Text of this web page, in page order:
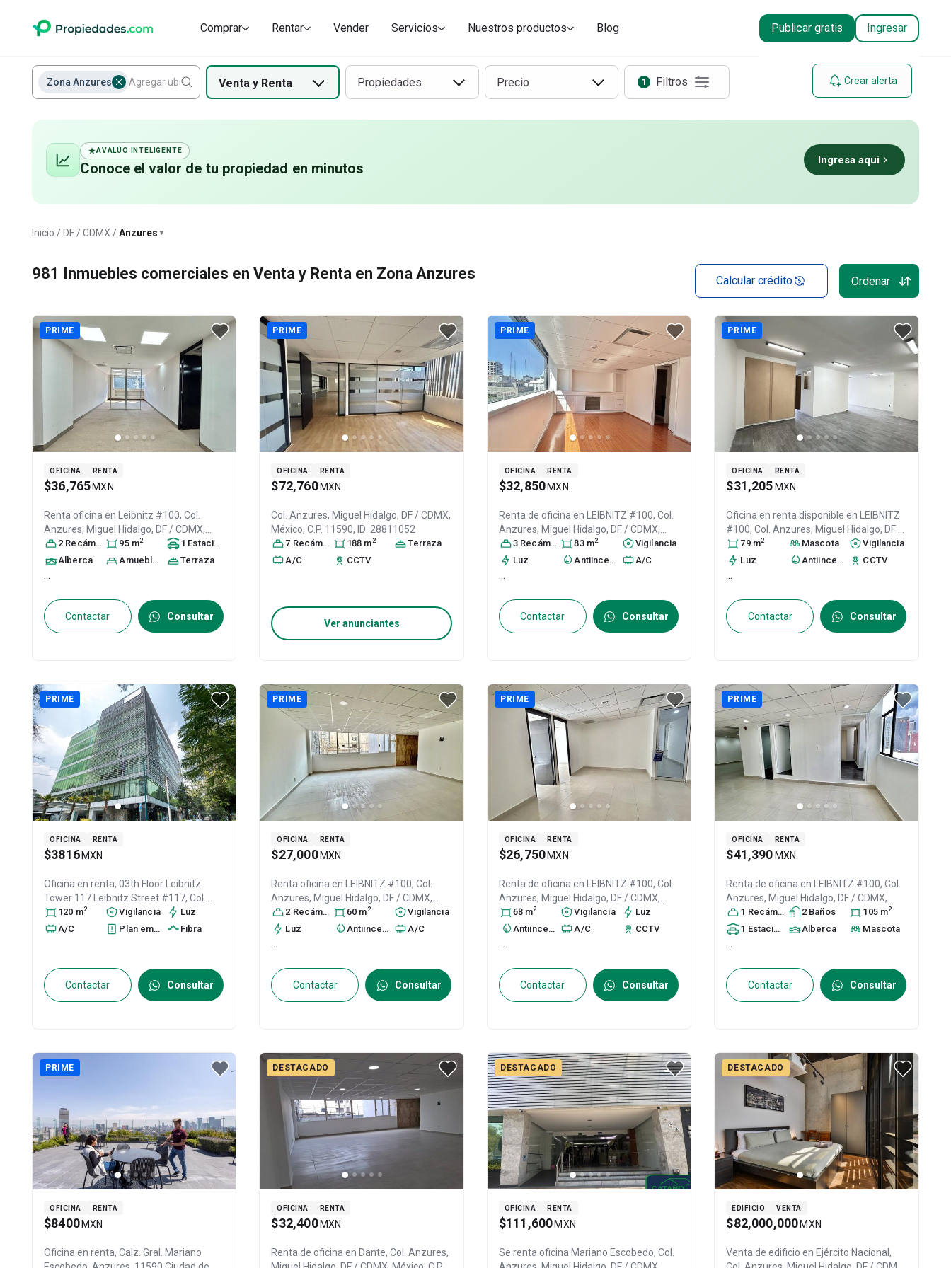
Zona Anzures Venta y Renta Propiedades Precio 1 Filtros Crear alerta
981 Inmuebles comerciales en Venta y Renta en Zona Anzures Calcular crédito Ordenar
AVALÚO INTELIGENTE
Conoce el valor de tu propiedad en minutos Ingresa aquí
Inicio DF / CDMX Anzures
Anzures ▼
PRIME
OFICINA RENTA
$36,765 MXN
Renta oficina en
Leibnitz #100, Col.
Anzures, Miguel Hidalgo, DF / CDMX,
México, C.P. 11590, ID:31418185
2 Recámara s 95 m2 1 Estacionamiento
Alberca
Amueblado Terraza
...
Contactar Consultar
PRIME
OFICINA RENTA
$72,760 MXN
Col. Anzures, Miguel Hidalgo, DF / CDMX,
México, C.P. 11590, ID: 28811052
7 Recámara s 188 m2
Terraza
A/C
CCTV
Ver anunciantes
PRIME
OFICINA RENTA
$32,850 MXN
Renta de oficina en
LEIBNITZ #100, Col.
Anzures, Miguel Hidalgo, DF / CDMX,
México, C.P. 11590, ID:30907081
3 Recámara s 83 m2
Vigilancia
Luz
Antiincendio A/C
...
Contactar Consultar
PRIME
OFICINA RENTA
$31,205 MXN
Oficina en renta disponible en
LEIBNITZ
#100, Col. Anzures, Miguel Hidalgo, DF /
CDMX, México, C.P. 11590 , ID:31002873
79 m2 Mascota
Vigilancia
Luz
Antiincendio CCTV
...
Contactar Consultar
PRIME
OFICINA RENTA
$3816 MXN
Oficina en renta, 03th Floor Leibnitz
Tower 117 Leibnitz Street #117, Col.
Anzures,Miguel Hidalgo, DF / CDMX
México
, C.P. 11590, ID:30662722
120 m2 Vigilancia
Luz
A/C
Plan emergencia Fibra
Contactar Consultar
PRIME
OFICINA RENTA
$27,000 MXN
Renta oficina en
LEIBNITZ #100, Col.
Anzures, Miguel Hidalgo, DF / CDMX,
México, C.P. 11590, ID:31030905
2 Recámara s 60 m2
Vigilancia
Luz
Antiincendio A/C
...
Contactar Consultar
PRIME
OFICINA RENTA
$26,750 MXN
Renta de oficina en
LEIBNITZ #100, Col.
Anzures, Miguel Hidalgo, DF / CDMX,
México, C.P. 11590, ID:31043089
68 m2 Vigilancia
Luz
Antiincendio
A/C CCTV
...
Contactar Consultar
PRIME
OFICINA RENTA
$41,390 MXN
Renta de oficina en
LEIBNITZ #100, Col.
Anzures, Miguel Hidalgo, DF / CDMX,
México, C.P. 11590 , ID:31047024
1 Recámara 2 Baños 105 m2
1 Estacionamiento Alberca Mascota
...
Contactar Consultar
PRIME
OFICINA RENTA
$8400 MXN
Oficina en renta, Calz. Gral. Mariano
DESTACADO
OFICINA RENTA
$32,400 MXN
Renta de oficina en Dante, Col. Anzures,
DESTACADO
OFICINA RENTA
$111,600 MXN
Se renta oficina Mariano Escobedo, Col.
DESTACADO
EDIFICIO VENTA
$82,000,000 MXN
Venta de edificio en Ejército Nacional,
Comprar Rentar Vender Servicios Nuestros productos Blog Publicar gratis Ingresar